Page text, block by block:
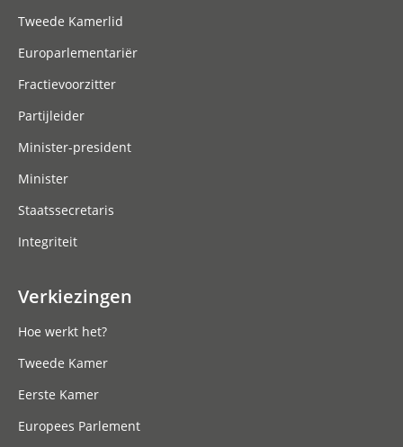
Tweede Kamerlid
Europarlementariër
Fractievoorzitter
Partijleider
Minister-president
Minister
Staatssecretaris
Integriteit
Verkiezingen
Hoe werkt het?
Tweede Kamer
Eerste Kamer
Europees Parlement